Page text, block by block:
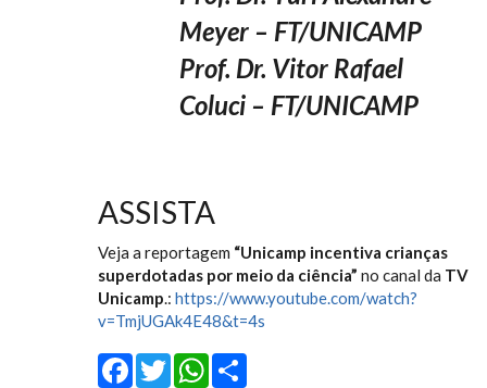
Meyer – FT/UNICAMP
Prof. Dr. Vitor Rafael
Coluci – FT/UNICAMP
ASSISTA
Veja a reportagem “Unicamp incentiva crianças
superdotadas por meio da ciência” no canal da TV
Unicamp.: https://www.youtube.com/watch?
v=TmjUGAk4E48&t=4s
Facebook
Twitter
WhatsApp